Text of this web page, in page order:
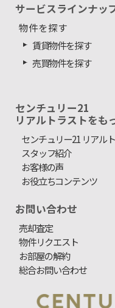
サービスラインナッ
物件を探す
賃貸物件を探す
売買物件を探す
センチュリー21
リアルトラストをも
センチュリー21 リアル
スタッフ紹介
お客様の声
お役立ちコンテンツ
お問い合わせ
売却査定
物件リクエスト
お部屋の解約
総合お問い合わせ